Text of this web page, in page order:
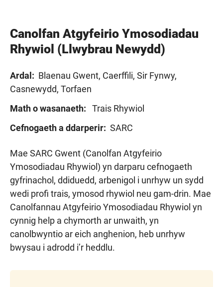
Canolfan Atgyfeirio Ymosodiadau
Rhywiol (Llwybrau Newydd)
Ardal: Blaenau Gwent, Caerffili, Sir Fynwy,
Casnewydd, Torfaen
Math o wasanaeth:
Trais Rhywiol
Cefnogaeth a ddarperir: SARC
Mae SARC Gwent (Canolfan Atgyfeirio
Ymosodiadau Rhywiol) yn darparu cefnogaeth
gyfrinachol, ddiduedd, arbenigol i unrhyw un sydd
wedi profi trais, ymosod rhywiol neu gam-drin. Mae
Canolfannau AtgyfeirioYmosodiadau Rhywiol yn
cynnig help a chymorth ar unwaith, yn
canolbwyntio ar eich anghenion, heb unrhyw
bwysau i adrodd i’r heddlu.